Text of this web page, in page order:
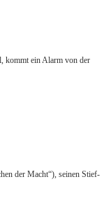
kommt ein Alarm von der
der Macht“), seinen Stief-